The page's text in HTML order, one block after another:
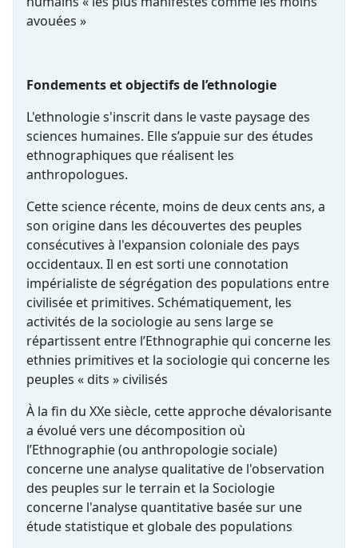
avouées »
Fondements et objectifs de l’ethnologie
L'ethnologie s'inscrit dans le vaste paysage des
sciences humaines. Elle s’appuie sur des études
ethnographiques que réalisent les
anthropologues.
Cette science récente, moins de deux cents ans, a
son origine dans les découvertes des peuples
consécutives à l'expansion coloniale des pays
occidentaux. Il en est sorti une connotation
impérialiste de ségrégation des populations entre
civilisée et primitives. Schématiquement, les
activités de la sociologie au sens large se
répartissent entre l’Ethnographie qui concerne les
ethnies primitives et la sociologie qui concerne les
peuples « dits » civilisés
À la fin du XXe siècle, cette approche dévalorisante
a évolué vers une décomposition où
l’Ethnographie (ou anthropologie sociale)
concerne une analyse qualitative de l'observation
des peuples sur le terrain et la Sociologie
concerne l'analyse quantitative basée sur une
étude statistique et globale des populations